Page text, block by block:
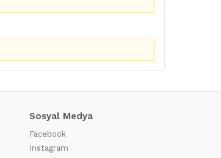
Sosyal Medya
Facebook
Instagram